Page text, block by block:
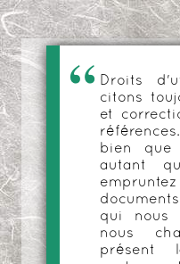
Droits
citons
et
bien que
autant
qui nous
nous
présent